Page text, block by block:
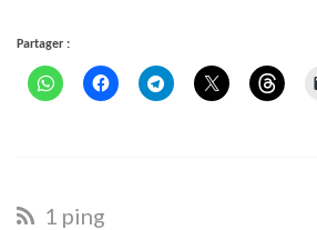
Partager :
1 ping